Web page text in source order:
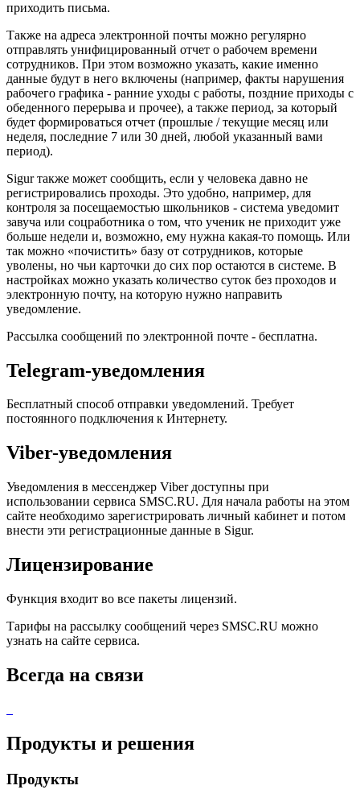
приходить письма.
Также на адреса электронной почты можно регулярно
отправлять унифицированный отчет о рабочем времени
сотрудников. При этом возможно указать, какие именно
данные будут в него включены (например, факты нарушения
рабочего графика - ранние уходы с работы, поздние приходы с
обеденного перерыва и прочее), а также период, за который
будет формироваться отчет (прошлые / текущие месяц или
неделя, последние 7 или 30 дней, любой указанный вами
период).
Sigur также может сообщить, если у человека давно не
регистрировались проходы. Это удобно, например, для
контроля за посещаемостью школьников - система уведомит
завуча или соцработника о том, что ученик не приходит уже
больше недели и, возможно, ему нужна какая-то помощь. Или
так можно «почистить» базу от сотрудников, которые
уволены, но чьи карточки до сих пор остаются в системе. В
настройках можно указать количество суток без проходов и
электронную почту, на которую нужно направить
уведомление.
Рассылка сообщений по электронной почте - бесплатна.
Telegram-уведомления
Бесплатный способ отправки уведомлений. Требует
постоянного подключения к Интернету.
Viber-уведомления
Уведомления в мессенджер Viber доступны при
использовании сервиса SMSC.RU. Для начала работы на этом
сайте необходимо зарегистрировать личный кабинет и потом
внести эти регистрационные данные в Sigur.
Лицензирование
Функция входит во все пакеты лицензий.
Тарифы на рассылку сообщений через SMSC.RU можно
узнать на сайте сервиса.
Всегда на связи
Продукты и решения
Продукты